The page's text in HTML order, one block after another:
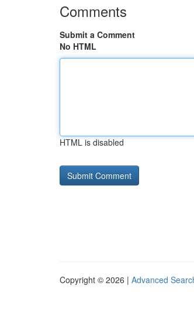
Comments
Submit a Comment
No HTML
HTML is disabled
Copyright © 2026 | Advanced